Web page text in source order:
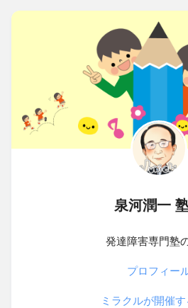
泉河潤一
発達障害専門塾
プロフィー
ミラクルが開催